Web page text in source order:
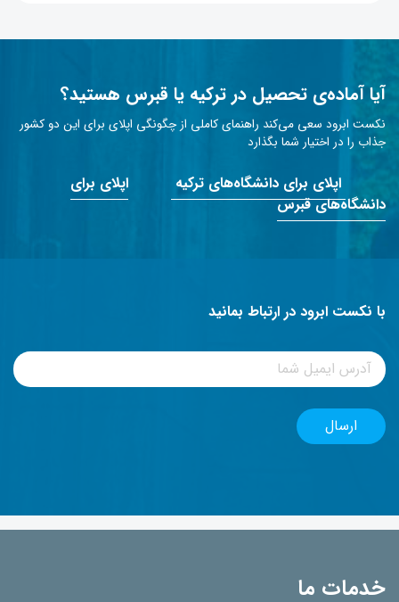
آیا آماده‌ی تحصیل در ترکیه یا قبرس هستید؟
نکست ابرود سعی می‌کند راهنمای کاملی از چگونگی اپلای برای این دو کشور
جذاب را در اختیار شما بگذارد
اپلای برای دانشگاه‌های ترکیه
اپلای برای
دانشگاه‌های قبرس
با نکست ابرود در ارتباط بمانید
خدمات ما